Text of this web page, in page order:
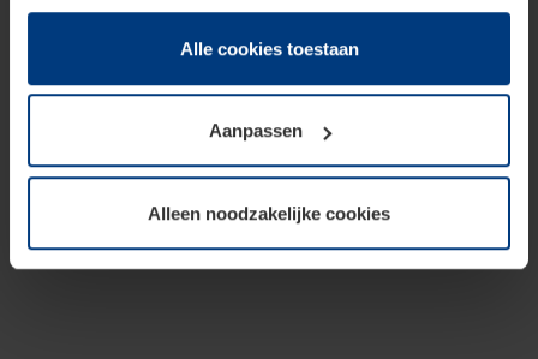
hun diensten hebben verzameld.
Juridisch hebben wij het recht om cookies op uw
van deze pagina's absoluut vereist is. Voor alle andere
soorten cookies is uw toestemming benodigd. Uw
toestemming kunt u op elk moment bij de uitleg van de
wijzigen of herroepen.
Alle cookies toestaan
Aanpassen
Alleen noodzakelijke cookies